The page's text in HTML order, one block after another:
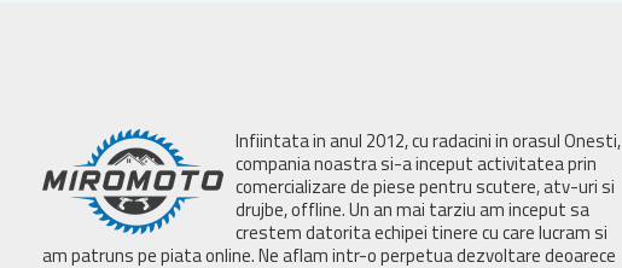
Infiintata in anul 2012, cu radacini in orasul Onesti,
compania noastra si-a inceput activitatea prin
comercializare de piese pentru scutere, atv-uri si
drujbe, offline. Un an mai tarziu am inceput sa
crestem datorita echipei tinere cu care lucram si
am patruns pe piata online. Ne aflam intr-o perpetua dezvoltare deoarece